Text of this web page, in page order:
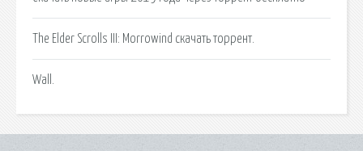
The Elder Scrolls III: Morrowind скачать торрент.
Wall.